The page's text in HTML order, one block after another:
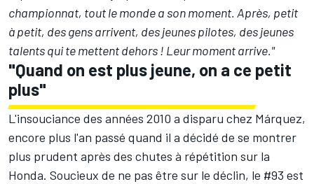
championnat, tout le monde a son moment. Après, petit
à petit, des gens arrivent, des jeunes pilotes, des jeunes
talents qui te mettent dehors ! Leur moment arrive."
"Quand on est plus jeune, on a ce petit
plus"
L'insouciance des années 2010 a disparu chez Márquez,
encore plus l'an passé quand il a décidé de se montrer
plus prudent après des chutes à répétition sur la
Honda. Soucieux de ne pas être sur le déclin, le #93 est